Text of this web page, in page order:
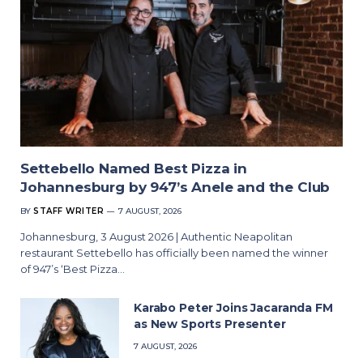
Settebello Named Best Pizza in
Johannesburg by 947’s Anele and the Club
BY STAFF WRITER 7 AUGUST, 2026
Johannesburg, 3 August 2026 | Authentic Neapolitan
restaurant Settebello has officially been named the winner
of 947’s ‘Best Pizza…
Karabo Peter Joins Jacaranda FM
as New Sports Presenter
7 AUGUST, 2026